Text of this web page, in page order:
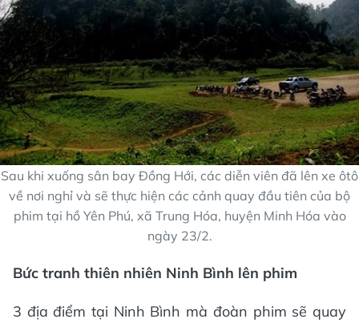
Sau khi xuống sân bay Đồng Hới, các diễn viên đã lên xe ôtô
về nơi nghỉ và sẽ thực hiện các cảnh quay đầu tiên của bộ
phim tại hồ Yên Phú, xã Trung Hóa, huyện Minh Hóa vào
ngày 23/2.
Bức tranh thiên nhiên Ninh Bình lên phim
3 địa điểm tại Ninh Bình mà đoàn phim sẽ quay